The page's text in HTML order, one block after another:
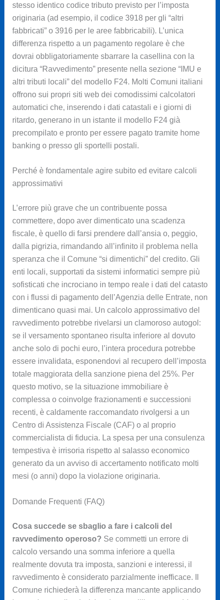
stesso identico codice tributo previsto per l’imposta
originaria (ad esempio, il codice 3918 per gli “altri
fabbricati” o 3916 per le aree fabbricabili). L’unica
differenza rispetto a un pagamento regolare è che
dovrai obbligatoriamente sbarrare la casellina con la
dicitura “Ravvedimento” presente nella sezione “IMU e
altri tributi locali” del modello F24. Molti Comuni italiani
offrono sui propri siti web dei comodissimi calcolatori
automatici che, inserendo i dati catastali e i giorni di
ritardo, generano in un istante il modello F24 già
precompilato e pronto per essere pagato tramite home
banking o presso gli sportelli postali.
Perché è fondamentale agire subito ed evitare calcoli
approssimativi
L’errore più grave che un contribuente possa
commettere, dopo aver dimenticato una scadenza
fiscale, è quello di farsi prendere dall’ansia o, peggio,
dalla pigrizia, rimandando all’infinito il problema nella
speranza che il Comune “si dimentichi” del credito. Gli
enti locali, supportati da sistemi informatici sempre più
sofisticati che incrociano in tempo reale i dati del catasto
con i flussi di pagamento dell’Agenzia delle Entrate, non
dimenticano quasi mai. Un calcolo approssimativo del
ravvedimento potrebbe rivelarsi un clamoroso autogol:
se il versamento spontaneo risulta inferiore al dovuto
anche solo di pochi euro, l’intera procedura potrebbe
essere invalidata, esponendovi al recupero dell’imposta
totale maggiorata della sanzione piena del 25%. Per
questo motivo, se la situazione immobiliare è
complessa o coinvolge frazionamenti e successioni
recenti, è caldamente raccomandato rivolgersi a un
Centro di Assistenza Fiscale (CAF) o al proprio
commercialista di fiducia. La spesa per una consulenza
tempestiva è irrisoria rispetto al salasso economico
generato da un avviso di accertamento notificato molti
mesi (o anni) dopo la violazione originaria.
Domande Frequenti (FAQ)
Cosa succede se sbaglio a fare i calcoli del
ravvedimento operoso? Se commetti un errore di
calcolo versando una somma inferiore a quella
realmente dovuta tra imposta, sanzioni e interessi, il
ravvedimento è considerato parzialmente inefficace. Il
Comune richiederà la differenza mancante applicando